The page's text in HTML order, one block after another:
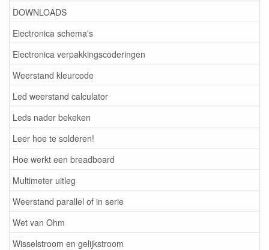
DOWNLOADS
Electronica schema's
Electronica verpakkingscoderingen
Weerstand kleurcode
Led weerstand calculator
Leds nader bekeken
Leer hoe te solderen!
Hoe werkt een breadboard
Multimeter uitleg
Weerstand parallel of in serie
Wet van Ohm
Wisselstroom en gelijkstroom